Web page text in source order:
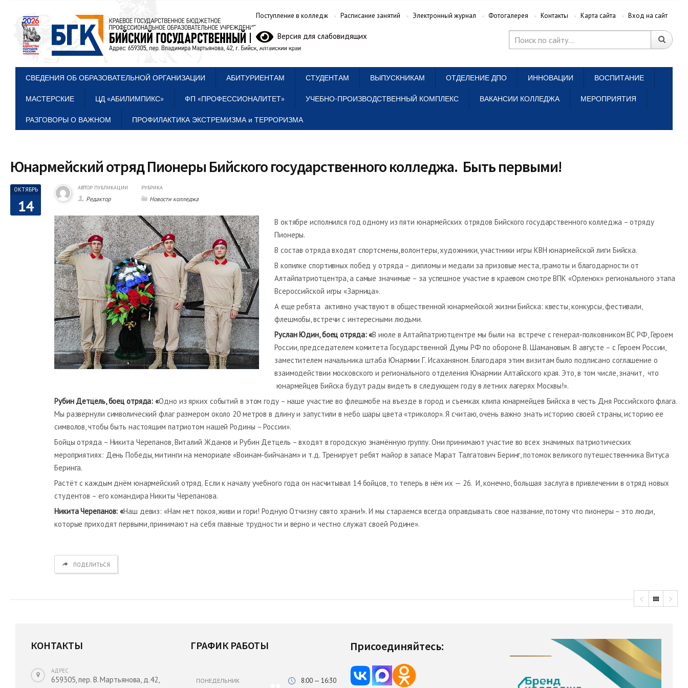
Поступление в колледж Расписание занятий Электронный журнал Фотогалерея Контакты Карта сайта Вход на сайт
Версия для слабовидящих
СВЕДЕНИЯ ОБ ОБРАЗОВАТЕЛЬНОЙ ОРГАНИЗАЦИИ АБИТУРИЕНТАМ СТУДЕНТАМ ВЫПУСКНИКАМ ОТДЕЛЕНИЕ ДПО ИННОВАЦИИ ВОСПИТАНИЕ
МАСТЕРСКИЕ ЦД «АБИЛИМПИКС» ФП «ПРОФЕССИОНАЛИТЕТ» УЧЕБНО-ПРОИЗВОДСТВЕННЫЙ КОМПЛЕКС ВАКАНСИИ КОЛЛЕДЖА МЕРОПРИЯТИЯ
РАЗГОВОРЫ О ВАЖНОМ ПРОФИЛАКТИКА ЭКСТРЕМИЗМА и ТЕРРОРИЗМА
Юнармейский отряд Пионеры Бийского государственного колледжа. Быть первыми!
ОКТЯБРЬ
14
АВТОР ПУБЛИКАЦИИ
Редактор
РУБРИКА
Новости колледжа
В октябре исполнился год одному из пяти юнармейских отрядов Бийского государственного колледжа – отряду
Пионеры.
В состав отряда входят спортсмены, волонтеры, художники, участники игры КВН юнармейской лиги Бийска.
В копилке спортивных побед у отряда – дипломы и медали за призовые места, грамоты и благодарности от
Алтайпатриотцентра, а самые значимые – за успешное участие в краевом смотре ВПК «Орленок» регионального этапа
Всероссийской игры «Зарница».
А еще ребята активно участвуют в общественной юнармейской жизни Бийска: квесты, конкурсы, фестивали,
флешмобы, встречи с интересными людьми.
Руслан Юдин, боец отряда: «В июле в Алтайпатриотцентре мы были на встрече с генерал-полковником ВС РФ, Героем
России, председателем комитета Государственной Думы РФ по обороне В. Шамановым. В августе – с Героем России,
заместителем начальника штаба Юнармии Г. Исаханяном. Благодаря этим визитам было подписано соглашение о
взаимодействии московского и регионального отделения Юнармии Алтайского края. Это, в том числе, значит, что
юнармейцев Бийска будут рады видеть в следующем году в летних лагерях Москвы!».
Рубин Детцель, боец отряда: «Одно из ярких событий в этом году – наше участие во флешмобе на въезде в город и съемках клипа юнармейцев Бийска в честь Дня Российского флага.
Мы развернули символический флаг размером около 20 метров в длину и запустили в небо шары цвета «триколор». Я считаю, очень важно знать историю своей страны, историю ее
символов, чтобы быть настоящим патриотом нашей Родины – России».
Бойцы отряда – Никита Черепанов, Виталий Жданов и Рубин Детцель – входят в городскую знамëнную группу. Они принимают участие во всех значимых патриотических
мероприятиях: День Победы, митинги на мемориале «Воинам-бийчанам» и т.д. Тренирует ребят майор в запасе Марат Талгатович Беринг, потомок великого путешественника Витуса
Беринга.
Растёт с каждым днём юнармейский отряд. Если к началу учебного года он насчитывал 14 бойцов, то теперь в нём их — 26. И, конечно, большая заслуга в привлечении в отряд новых
студентов – его командира Никиты Черепанова.
Никита Черепанов: «Наш девиз: «Нам нет покоя, живи и гори! Родную Отчизну свято храни!». И мы стараемся всегда оправдывать свое название, потому что пионеры – это люди,
которые приходят первыми, принимают на себя главные трудности и верно и честно служат своей Родине».
ПОДЕЛИТЬСЯ
КОНТАКТЫ
АДРЕС
659305, пер. В. Мартьянова, д.42,
ГРАФИК РАБОТЫ
ПОНЕДЕЛЬНИК 8:00 — 16:30
Присоединяйтесь: